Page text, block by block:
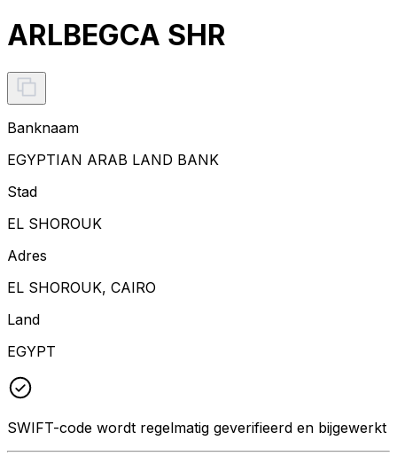
ARLBEGCA SHR
Banknaam
EGYPTIAN ARAB LAND BANK
Stad
EL SHOROUK
Adres
EL SHOROUK, CAIRO
Land
EGYPT
SWIFT-code wordt regelmatig geverifieerd en bijgewerkt